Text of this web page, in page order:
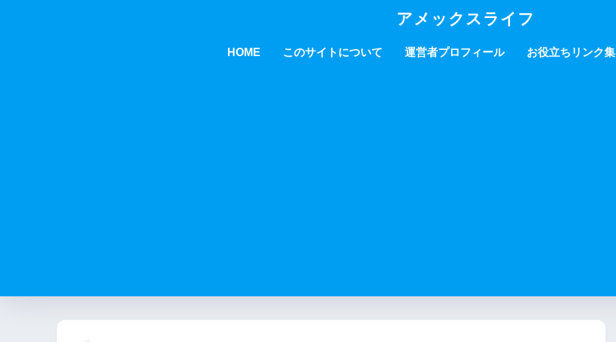
アメックスライフ
HOME このサイトについて 運営者プロフィール お役立ちリンク集